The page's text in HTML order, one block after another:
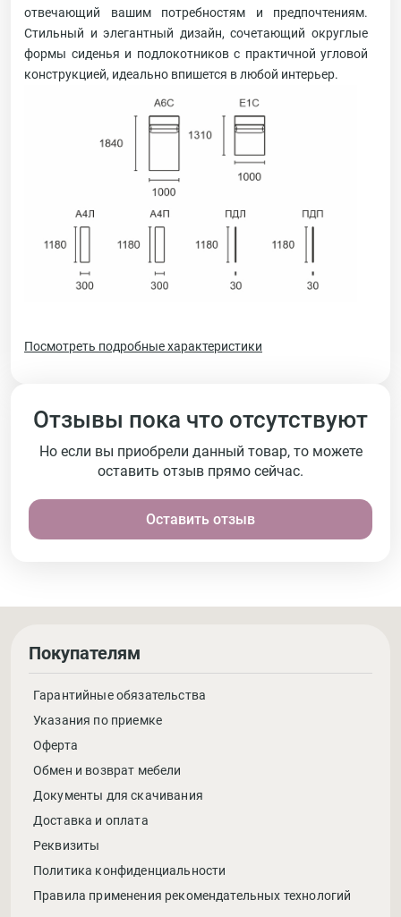
отвечающий вашим потребностям и предпочтениям.
Стильный и элегантный дизайн, сочетающий округлые
формы сиденья и подлокотников с практичной угловой
конструкцией, идеально впишется в любой интерьер.
Посмотреть подробные характеристики
Отзывы пока что отсутствуют
Но если вы приобрели данный товар, то можете
оставить отзыв прямо сейчас.
Оставить отзыв
Покупателям
Гарантийные обязательства
Указания по приемке
Оферта
Обмен и возврат мебели
Документы для скачивания
Доставка и оплата
Реквизиты
Политика конфиденциальности
Правила применения рекомендательных технологий